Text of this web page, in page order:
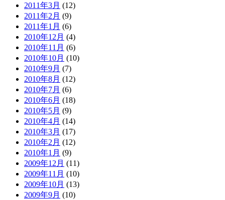
2011年3月 (12)
2011年2月 (9)
2011年1月 (6)
2010年12月 (4)
2010年11月 (6)
2010年10月 (10)
2010年9月 (7)
2010年8月 (12)
2010年7月 (6)
2010年6月 (18)
2010年5月 (9)
2010年4月 (14)
2010年3月 (17)
2010年2月 (12)
2010年1月 (9)
2009年12月 (11)
2009年11月 (10)
2009年10月 (13)
2009年9月 (10)